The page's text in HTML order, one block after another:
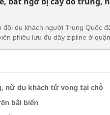
đôi du khách người Trung Quốc
phiêu lưu đu dây zipline ở
nữ du khách tử vong tại chỗ
bãi biển